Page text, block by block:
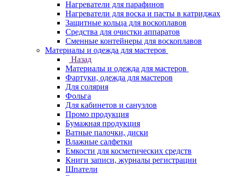
Нагреватели для парафинов
Нагреватели для воска и пасты в катриджах
Защитные кольца для воскоплавов
Средства для очистки аппаратов
Сменные контейнеры для воскоплавов
Материалы и одежда для мастеров
Назад
Материалы и одежда для мастеров
Фартуки, одежда для мастеров
Для солярия
Фольга
Для кабинетов и санузлов
Промо продукция
Бумажная продукция
Ватные палочки, диски
Влажные салфетки
Емкости для косметических средств
Книги записи, журналы регистрации
Шпатели